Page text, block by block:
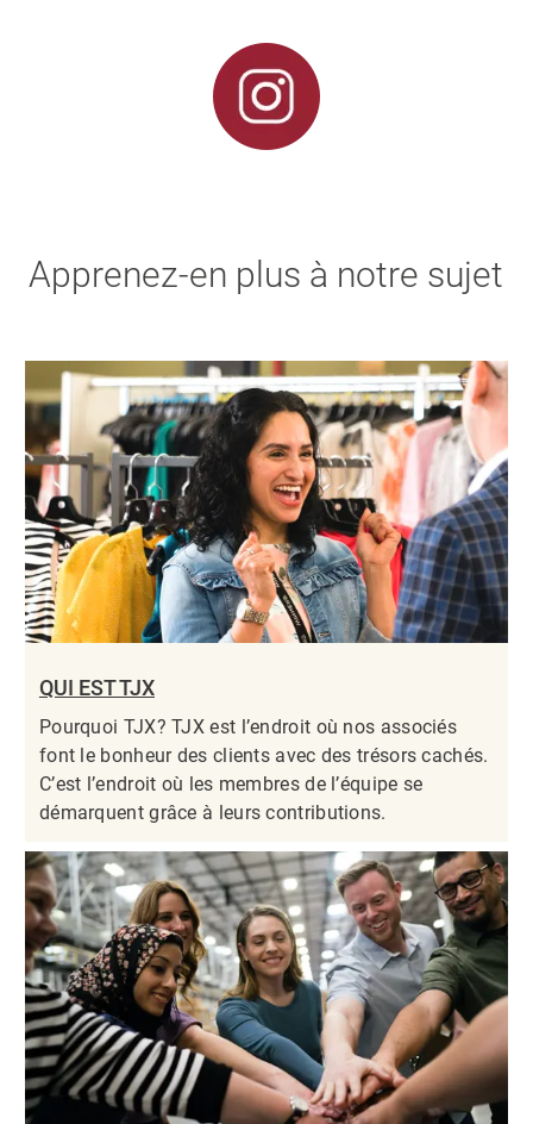
Apprenez-en plus à notre sujet
QUI EST TJX
Pourquoi TJX? TJX est l’endroit où nos associés
font le bonheur des clients avec des trésors cachés.
C’est l’endroit où les membres de l’équipe se
démarquent grâce à leurs contributions.​​​​​​​